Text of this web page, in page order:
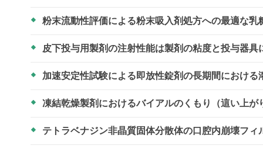
粉末流動性評価による粉末吸入剤処方への最適な
皮下投与用製剤の注射性能は製剤の粘度と投与器
加速安定性試験による即放性錠剤の長期間におけ
凍結乾燥製剤におけるバイアルのくもり（這い上
テトラベナジン非晶質固体分散体の口腔内崩壊フィ